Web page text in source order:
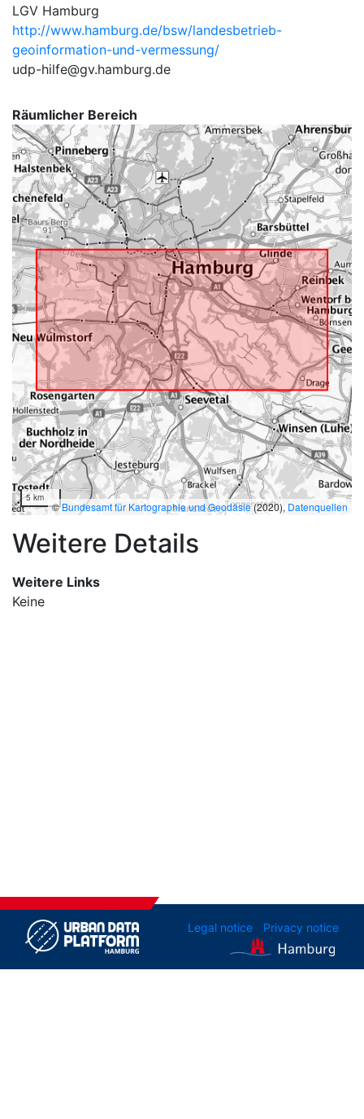
LGV Hamburg
http://www.hamburg.de/bsw/landesbetrieb-
geoinformation-und-vermessung/
udp-hilfe@gv.hamburg.de
Räumlicher Bereich
5 km
©Bundesamt für Kartographie und Geodäsie(2020), Datenquellen
Weitere Details
Weitere Links
Keine
Legal notice Privacy notice